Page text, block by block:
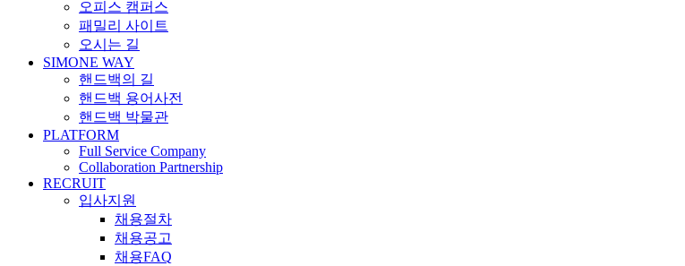
오피스 캠퍼스
패밀리 사이트
오시는 길
SIMONE WAY
핸드백의 길
핸드백 용어사전
핸드백 박물관
PLATFORM
Full Service Company
Collaboration Partnership
RECRUIT
입사지원
채용절차
채용공고
채용FAQ